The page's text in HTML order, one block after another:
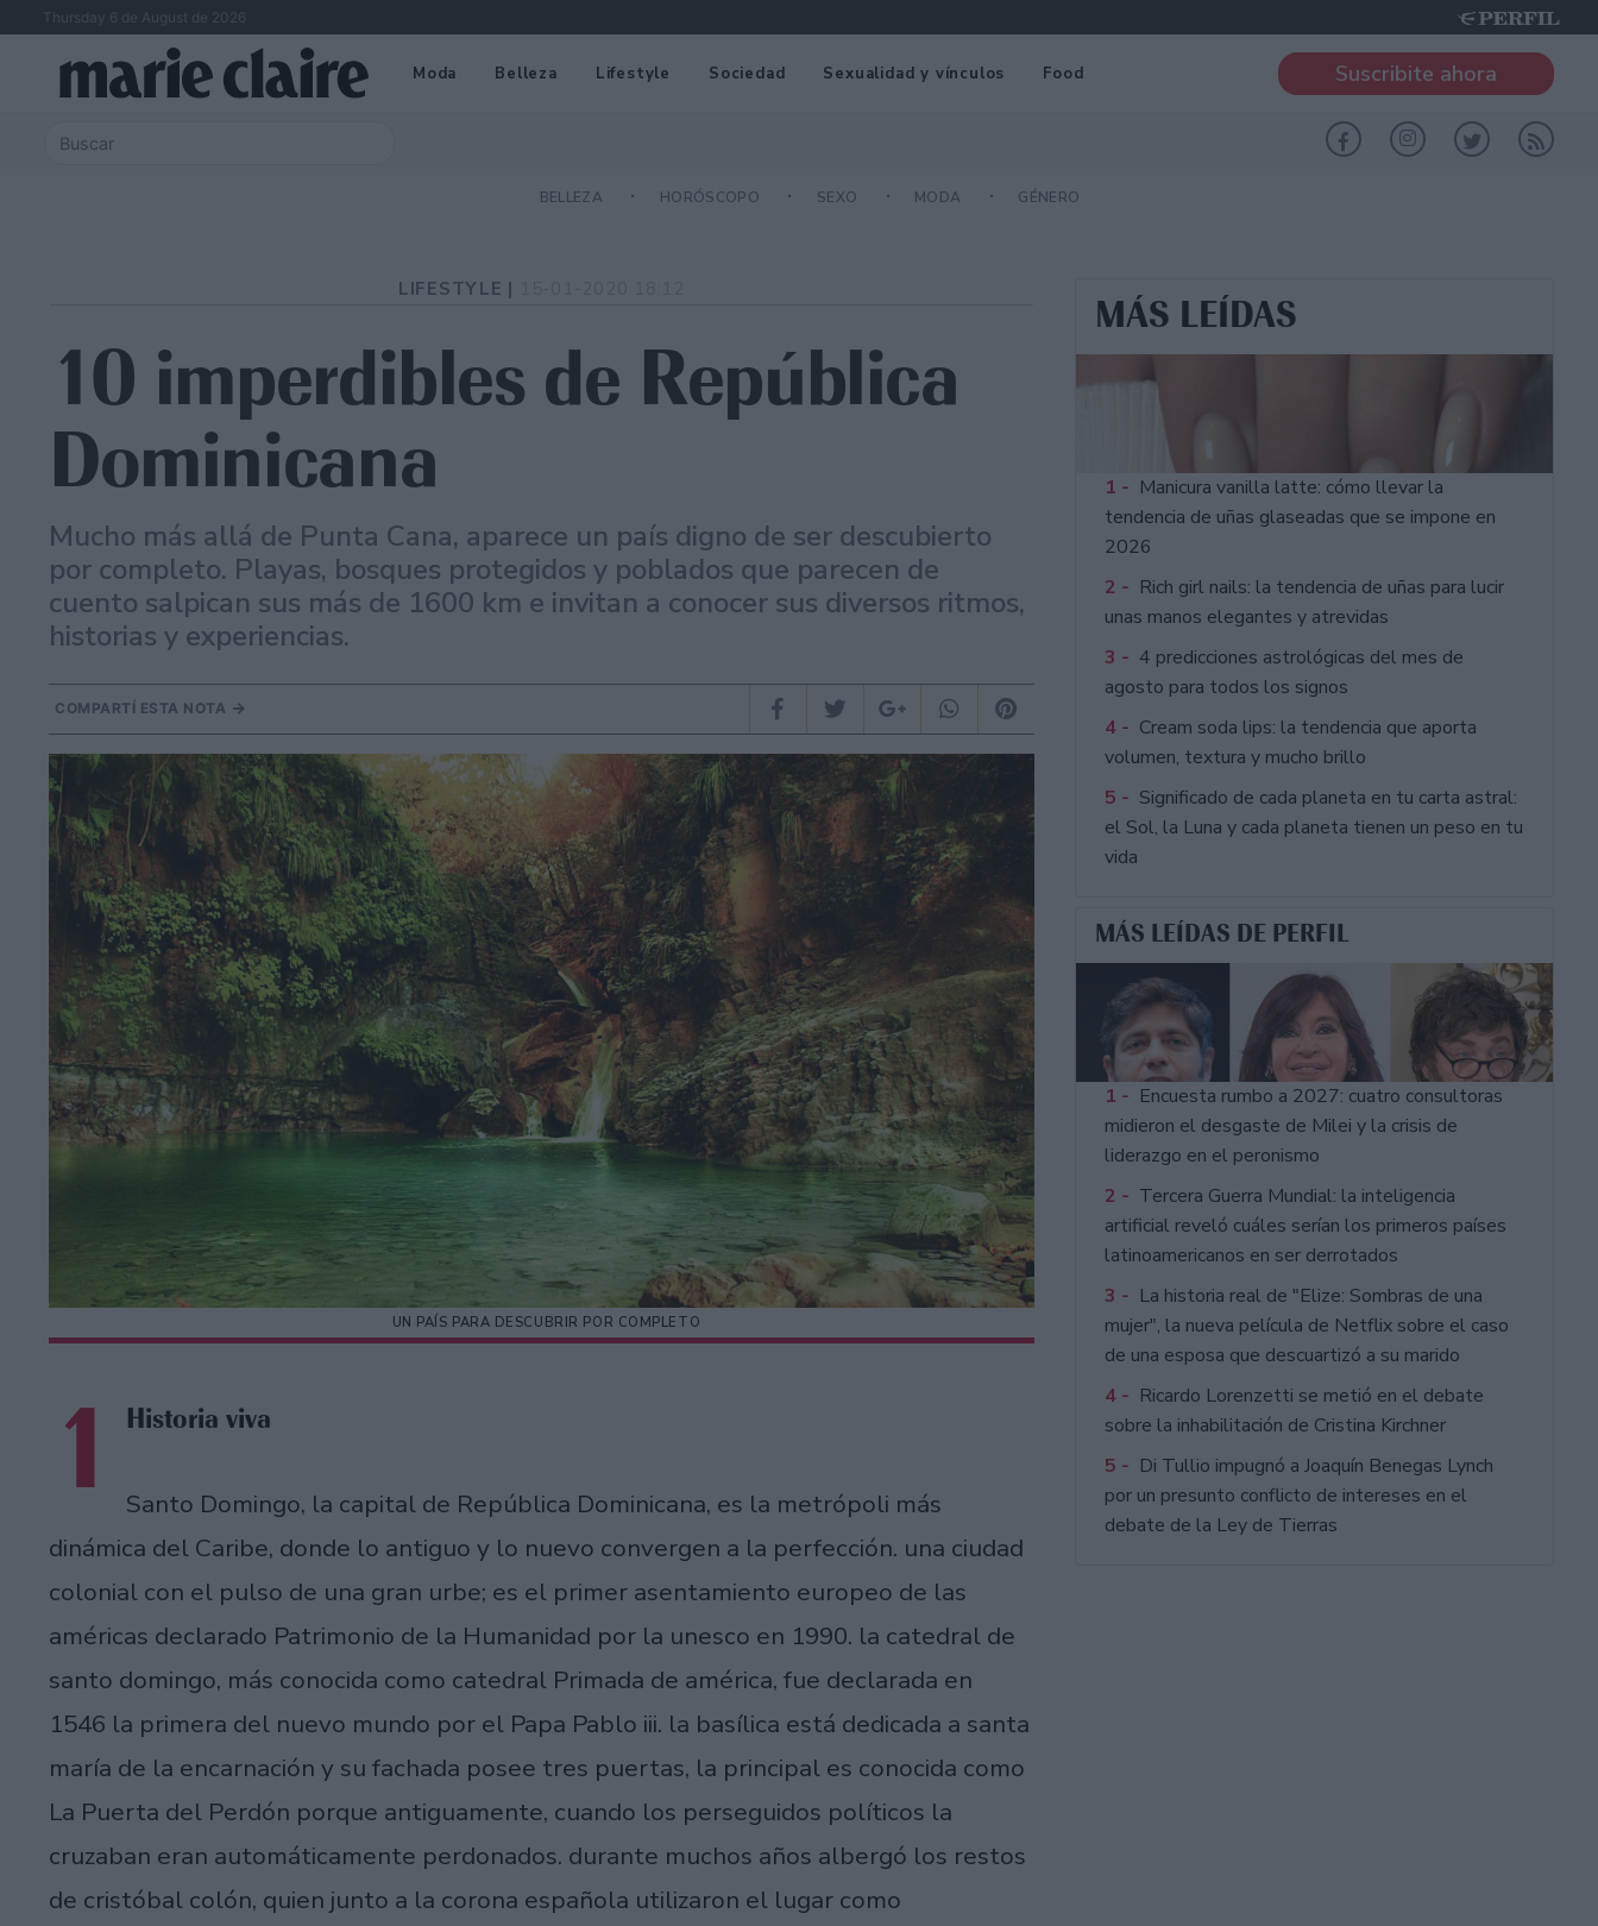
Thursday 6 de August de 2026
Moda Belleza Lifestyle Sociedad Sexualidad y vínculos Food Suscribite ahora
BELLEZA HORÓSCOPO SEXO MODA GÉNERO
LIFESTYLE |
10 imperdibles de República
Dominicana
Mucho más allá de Punta Cana, aparece un país digno de ser descubierto
por completo. Playas, bosques protegidos y poblados que parecen de
cuento salpican sus más de 1600 km e invitan a conocer sus diversos ritmos,
historias y experiencias.
COMPARTÍ ESTA NOTA
UN PAÍS PARA DESCUBRIR POR COMPLETO
1 Historia viva
Santo Domingo, la capital de República Dominicana, es la metrópoli más
dinámica del Caribe, donde lo antiguo y lo nuevo convergen a la perfección. una ciudad
colonial con el pulso de una gran urbe; es el primer asentamiento europeo de las
américas declarado Patrimonio de la Humanidad por la unesco en 1990. la catedral de
santo domingo, más conocida como catedral Primada de américa, fue declarada en
1546 la primera del nuevo mundo por el Papa Pablo iii. la basílica está dedicada a santa
maría de la encarnación y su fachada posee tres puertas, la principal es conocida como
La Puerta del Perdón porque antiguamente, cuando los perseguidos políticos la
cruzaban eran automáticamente perdonados. durante muchos años albergó los restos
de cristóbal colón, quien junto a la corona española utilizaron el lugar como
MÁS LEÍDAS
1 - Manicura vanilla latte: cómo llevar la
tendencia de uñas glaseadas que se impone en
2026
2 - Rich girl nails: la tendencia de uñas para lucir
unas manos elegantes y atrevidas
3 - 4 predicciones astrológicas del mes de
agosto para todos los signos
4 - Cream soda lips: la tendencia que aporta
volumen, textura y mucho brillo
5 - Significado de cada planeta en tu carta astral:
el Sol, la Luna y cada planeta tienen un peso en tu
vida
MÁS LEÍDAS DE PERFIL
1 - Encuesta rumbo a 2027: cuatro consultoras
midieron el desgaste de Milei y la crisis de
liderazgo en el peronismo
2 - Tercera Guerra Mundial: la inteligencia
artificial reveló cuáles serían los primeros países
latinoamericanos en ser derrotados
3 - La historia real de "Elize: Sombras de una
mujer", la nueva película de Netflix sobre el caso
de una esposa que descuartizó a su marido
4 - Ricardo Lorenzetti se metió en el debate
sobre la inhabilitación de Cristina Kirchner
5 - Di Tullio impugnó a Joaquín Benegas Lynch
por un presunto conflicto de intereses en el
debate de la Ley de Tierras